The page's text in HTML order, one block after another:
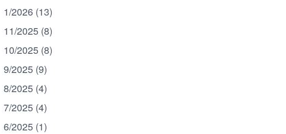
1/2026 (13)
11/2025 (8)
10/2025 (8)
9/2025 (9)
8/2025 (4)
7/2025 (4)
6/2025 (1)